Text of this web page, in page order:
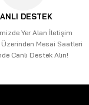
DESTEK
Yer Alan İletişim
Üzerinden Mesai Saatleri
Canlı Destek Alın!